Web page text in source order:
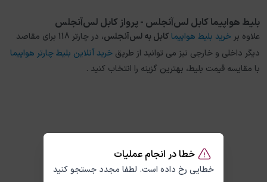
خطا در انجام عملیات
خطایی رخ داده است. لطفا مجدد جستجو کنید
بلیط هواپیما کابل لس‌آنجلس - پرواز کابل لس‌آنجلس
علاوه بر خرید بلیط هواپیما کابلبهلس‌آنجلس
، در چارتر 118 برای مقاصد
دیگر داخلی و خارجی نیز می توانید از طریق خرید آنلاین بلیط چارتر هواپیما
با مقایسه قیمت بلیط، بهترین گزینه را انتخاب کنید .